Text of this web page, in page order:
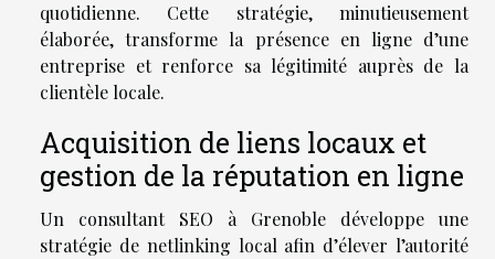
quotidienne. Cette stratégie, minutieusement
élaborée, transforme la présence en ligne d’une
entreprise et renforce sa légitimité auprès de la
clientèle locale.
Acquisition de liens locaux et
gestion de la réputation en ligne
Un consultant SEO à Grenoble développe une
stratégie de netlinking local afin d’élever l’autorité